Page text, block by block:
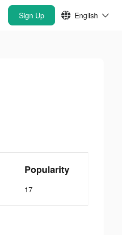
Sign Up English
Popularity
17